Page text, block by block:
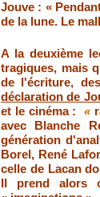
Jouve : «
de la lune. Le
A la deuxième
tragiques, mais
de l'écriture,
déclaration de
et le cinéma :«
avec
Blanche
génération
Borel, René
celle de Lacan
Il prend alors